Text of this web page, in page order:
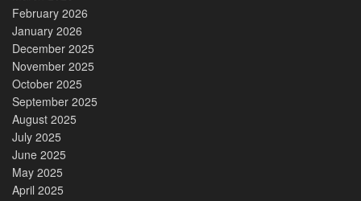
February 2026
January 2026
December 2025
November 2025
October 2025
September 2025
August 2025
July 2025
June 2025
May 2025
April 2025